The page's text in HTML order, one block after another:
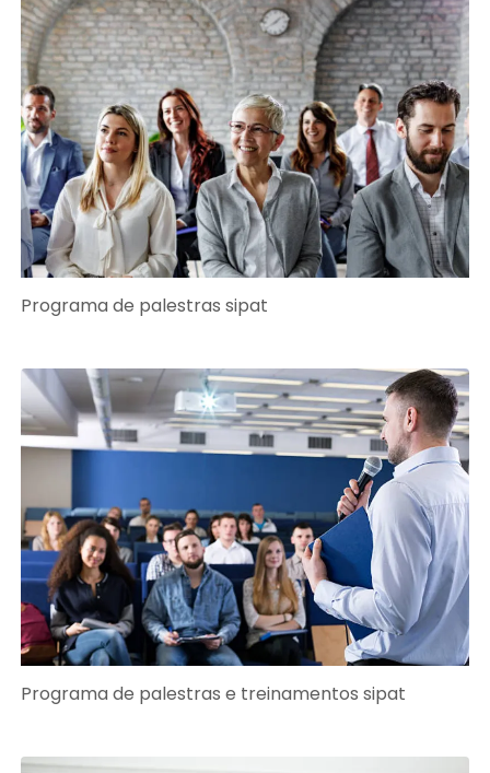
Programa de palestras sipat
Programa de palestras e treinamentos sipat